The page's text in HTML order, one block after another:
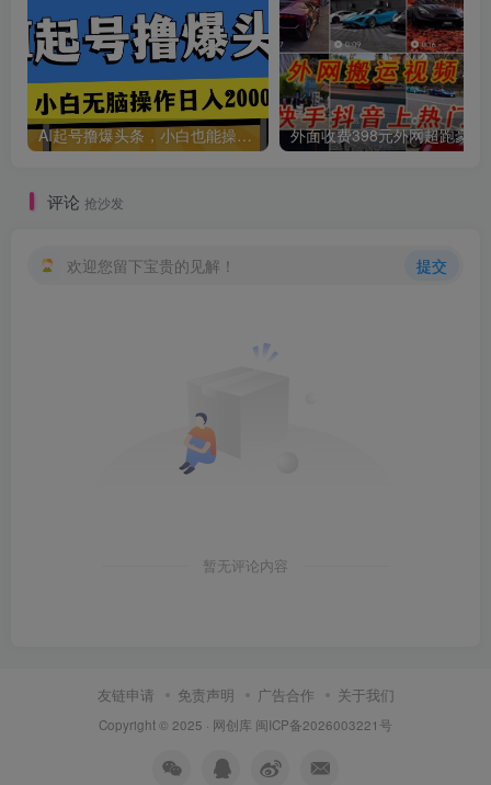
AI起号撸爆头条，小白也能操作，日入2000+
评论 抢沙发
欢迎您留下宝贵的见解！ 提交
暂无评论内容
友链申请 免责声明 广告合作 关于我们
Copyright © 2025 · 网创库 闽ICP备2026003221号